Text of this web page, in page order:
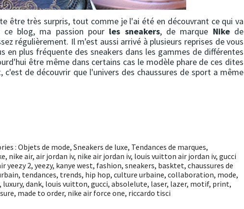
être très surpris, tout comme je l'ai été en découvrant ce qui va
blog, ma passion pour les sneakers, de marque Nikede
régulièrement. Il m'est aussi arrivé à plusieurs reprises de vous
en plus fréquente des sneakers dans les gammes de différentes
être même dans certains cas le modèle phare de ces dites
c'est de découvrir que l'univers des chaussures de sport a même
:Objets de mode,Sneakers de luxe, Tendances de marques,
, nike air, air jordan iv, nike air jordan iv, louis vuitton air jordan iv, gucci
yeezy 2, yeezy, kanye west, fashion, sneakers, basktet, chaussures de
, tendances, trends, hip hop, culture urbaine, collaboration, mode,
, luxury, dank, louis vuitton, gucci, absolelute, laser, lazer, motif, print,
, made to order, nike air force one, riccardo tisci